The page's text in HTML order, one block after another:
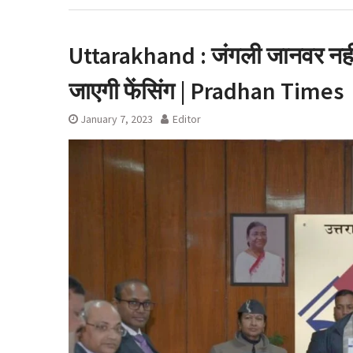
उत्तराखंड में आज
मनाया ‘Black
Uttarakhand : जंगली जानवर
जाएगी फेंसिंग | Pradhan Times
January 7, 2023 Editor